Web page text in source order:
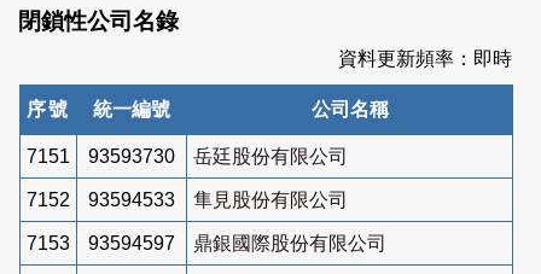
閉鎖性公司名錄
資料更新頻率：即時
序號 統一編號 公司名稱
7151 93593730 岳廷股份有限公司
7152 93594533 隼見股份有限公司
7153 93594597 鼎銀國際股份有限公司